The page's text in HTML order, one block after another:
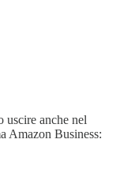
uscire anche nel
Amazon Business: